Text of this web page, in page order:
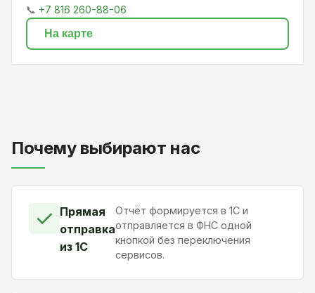
📞 +7 816 260-88-06
На карте
Почему выбирают нас
✓ Прямая
отправка
из 1С
Отчёт формируется в 1С и
отправляется в ФНС одной
кнопкой без переключения
сервисов.